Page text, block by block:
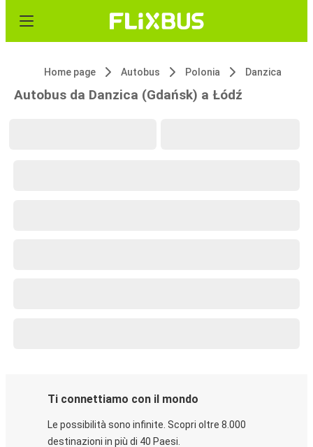
Home page Autobus Polonia Danzica
Autobus da Danzica (Gdańsk) a Łódź
Ti connettiamo con il mondo
Le possibilità sono infinite. Scopri oltre 8.000
destinazioni in più di 40 Paesi.